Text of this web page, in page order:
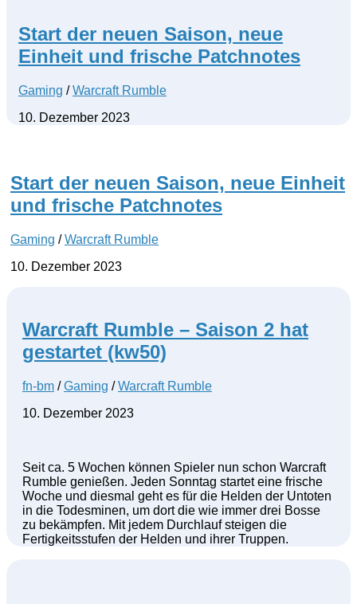
Start der neuen Saison, neue
Einheit und frische Patchnotes
Gaming /Warcraft Rumble
10. Dezember 2023
Start der neuen Saison, neue Einheit
und frische Patchnotes
Gaming /Warcraft Rumble
10. Dezember 2023
Warcraft Rumble – Saison 2 hat
gestartet (kw50)
fn-bm /Gaming /Warcraft Rumble
10. Dezember 2023
Seit ca. 5 Wochen können Spieler nun schon Warcraft
Rumble genießen. Jeden Sonntag startet eine frische
Woche und diesmal geht es für die Helden der Untoten
in die Todesminen, um dort die wie immer drei Bosse
zu bekämpfen. Mit jedem Durchlauf steigen die
Fertigkeitsstufen der Helden und ihrer Truppen.